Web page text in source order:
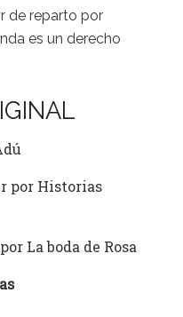
por Historias
La boda de Rosa